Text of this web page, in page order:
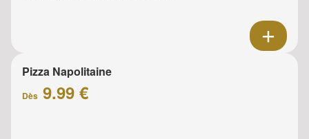
Pizza Napolitaine
Dès 9.99 €